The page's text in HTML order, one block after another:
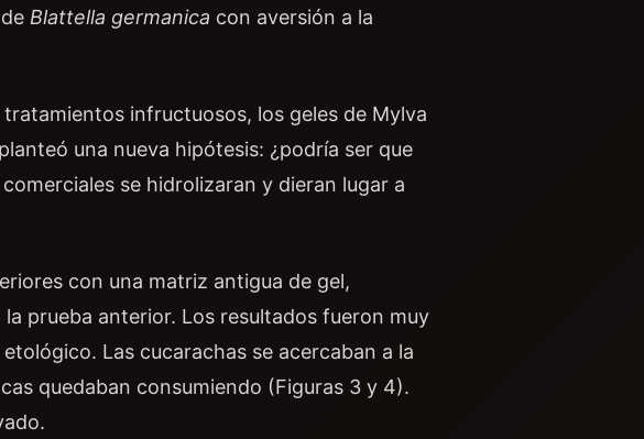
Blattella germanica con aversión a la
infructuosos, los geles de Mylva
una nueva hipótesis: ¿podría ser que
se hidrolizaran y dieran lugar a
con una matriz antigua de gel,
prueba anterior. Los resultados fueron muy
Las cucarachas se acercaban a la
quedaban consumiendo (Figuras 3 y 4).